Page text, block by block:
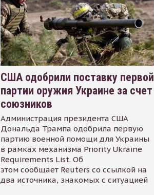
США одобрили поставку первой
партии оружия Украине за счет
союзников
Администрация президента США
Дональда Трампа одобрила первую
партию военной помощи для Украины
в рамках механизма Priority Ukraine
Requirements List. Об
этом сообщает Reuters со ссылкой на
два источника, знакомых с ситуацией